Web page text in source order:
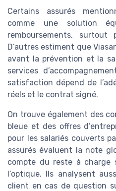
Certains assurés
comme une solution
remboursements,
D’autres estiment que
avant la prévention et la
services
satisfaction dépend de
réels et le contrat signé.
On trouve également des
bleue et des offres
pour les salariés couverts
assurés évaluent la note
compte du reste à charge
l’optique. Ils analysent
client en cas de question